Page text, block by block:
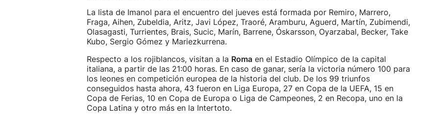
La lista de Imanol para el encuentro del jueves está formada por Remiro, Marrero,
Fraga, Aihen, Zubeldia, Aritz, Javi López, Traoré, Aramburu, Aguerd, Martín, Zubimendi,
Olasagasti, Turrientes, Brais, Sucic, Marín, Barrene, Óskarsson, Oyarzabal, Becker, Take
Kubo, Sergio Gómez y Mariezkurrena.
Respecto a los rojiblancos, visitan a la Roma en el Estadio Olímpico de la capital
italiana, a partir de las 21:00 horas. En caso de ganar, sería la victoria número 100 para
los leones en competición europea de la historia del club. De los 99 triunfos
conseguidos hasta ahora, 43 fueron en Liga Europa, 27 en Copa de la UEFA, 15 en
Copa de Ferias, 10 en Copa de Europa o Liga de Campeones, 2 en Recopa, uno en la
Copa Latina y otro más en la Intertoto.